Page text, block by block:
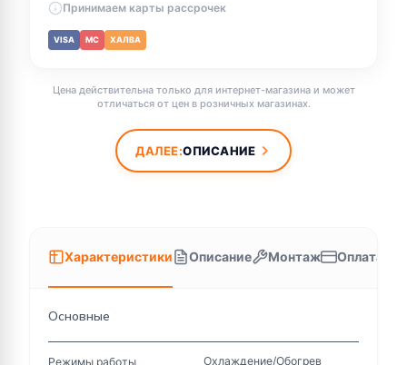
Принимаем карты рассрочек
VISA MC ХАЛВА
Цена действительна только для интернет-магазина и может
отличаться от цен в розничных магазинах.
ДАЛЕЕ:ОПИСАНИЕ
Характеристики Описание Монтаж Оплата
Основные
Режимы работы Охлаждение/Обогрев